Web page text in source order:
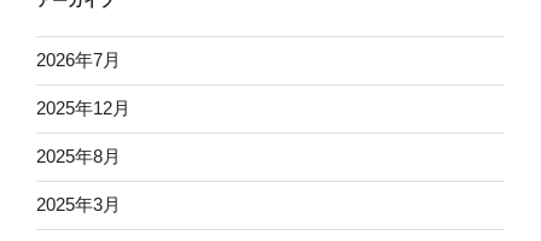
2026年7月
2025年12月
2025年8月
2025年3月